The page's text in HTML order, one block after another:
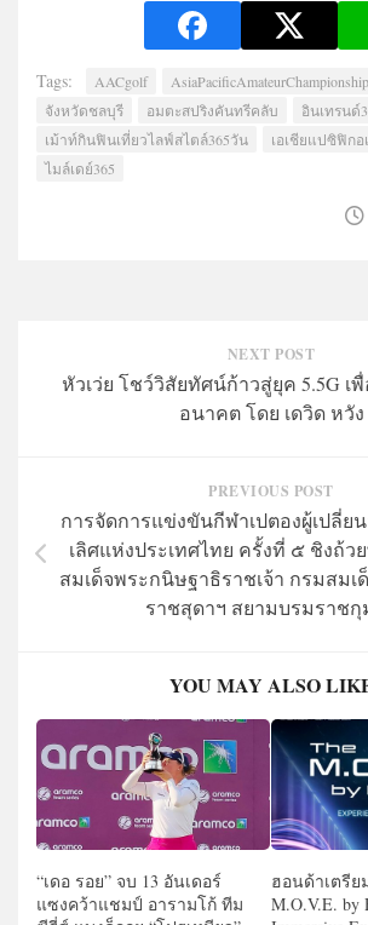
Tags: AACgolf AsiaPacificAmateurChampionship
จังหวัดชลบุรี
อมตะสปริงคันทรีคลับ
อินเทรนด์
เม้าท์กินฟินเที่ยวไลฟ์สไตล์365วัน
เอเชียแปซิฟิก
ไมล์เดย์365
NEXT POST
หัวเว่ย โชว์วิสัยทัศน์ก้าวสู่ยุค 5.5G เ
อนาคต โดย เดวิด หวัง
PREVIOUS POST
การจัดการแข่งขันกีฬาเปตองผู้เปลี่ย
เลิศแห่งประเทศไทย ครั้งที่ ๕ ชิงถ้ว
สมเด็จพระกนิษฐาธิราชเจ้า กรมสมเ
ราชสุดาฯ สยามบรมราชกุ
YOU MAY ALSO
“เดอ รอย” จบ 13 อันเดอร์
แซงคว้าแชมป์ อารามโก้ ทีม
ฮอนด้าเตรีย
M.O.V.E. by